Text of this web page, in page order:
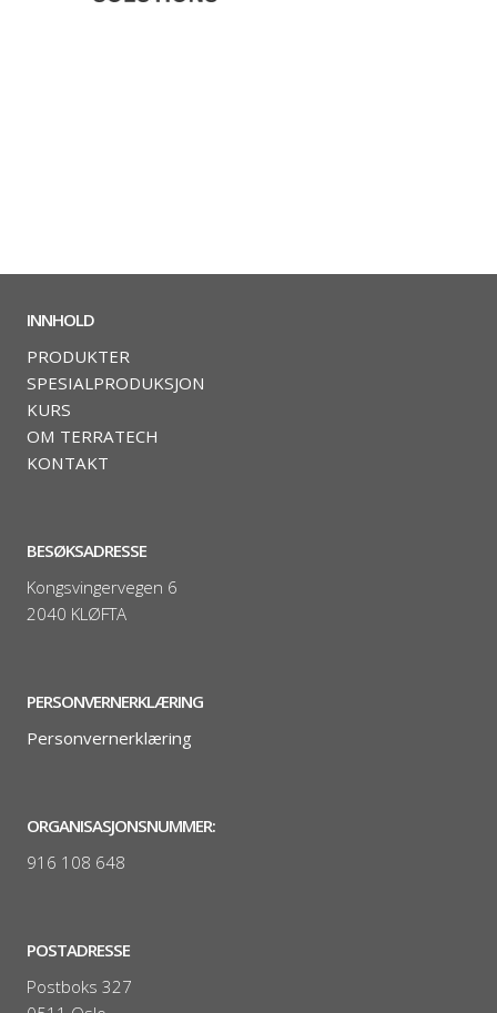
INNHOLD
PRODUKTER
SPESIALPRODUKSJON
KURS
OM TERRATECH
KONTAKT
BESØKSADRESSE
Kongsvingervegen 6
2040 KLØFTA
PERSONVERNERKLÆRING
Personvernerklæring
ORGANISASJONSNUMMER:
916 108 648
POSTADRESSE
Postboks 327